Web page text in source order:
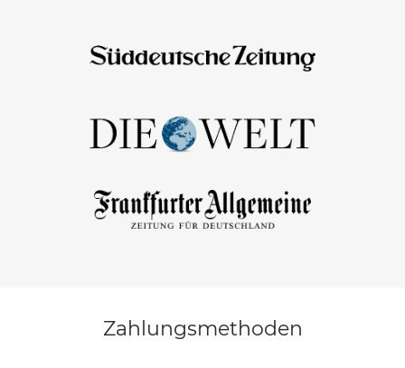
Zahlungsmethoden